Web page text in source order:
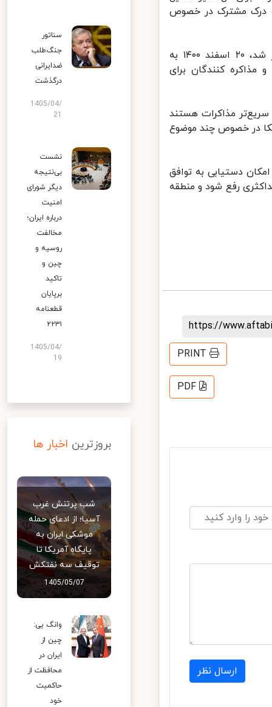
درک مشترک در خصوص
دور هشتم مذاکرات رفع تحریم‌ها که از ششم دی‌ماه سال گذشته آغاز شد، ۲۰ اسفند ۱۴۰۰ به
کنندگان برای
مذاکرات هستند
در خصوص چند موضوع
دستیابی به توافق
رفع شود و منطقه‌
https://
PRINT
PDF
ارسال نظر
سناتور
جنگ‌طلب
ضدایرانی
درگذشت
1405/04/
نشست
بی‌نتیجه
دیگر شورای
امنیت
درباره ایران؛
مخالفت
روسیه و
چین و
تاکید
برپایان
قطعنامه
۲۲۳۱
1405/04/
19
بروزترین اخبار ها
شب پرتنش غرب
آسیا؛ از ادعای حمله
موشکی ایران به
پایگاه آمریکا تا
توقیف سه نفتکش
1405/05/07
وانگ یی:
چین از
ایران در
محافظت از
حاکمیت
خود